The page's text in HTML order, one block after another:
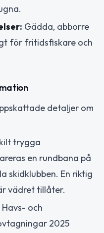
Gädda, abborre
för fritidsfiskare och
detaljer om
trygga
en rundbana på
skidklubben. En riktig
vädret tillåter.
Havs- och
2025